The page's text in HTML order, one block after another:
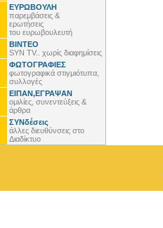
ΕΥΡΩΒΟΥΛΗ
παρεμβάσεις &
ερωτήσεις
του ευρωβουλευτή
ΒΙΝΤΕΟ
SYN TV.. χωρίς διαφημίσεις
ΦΩΤΟΓΡΑΦΙΕΣ
φωτογραφικά στιγμιότυπα,
συλλογές
ΕΙΠΑΝ,ΕΓΡΑΨΑΝ
ομιλίες, συνεντεύξεις &
άρθρα
ΣΥΝδέσεις
άλλες διευθύνσεις στο
Διαδίκτυο